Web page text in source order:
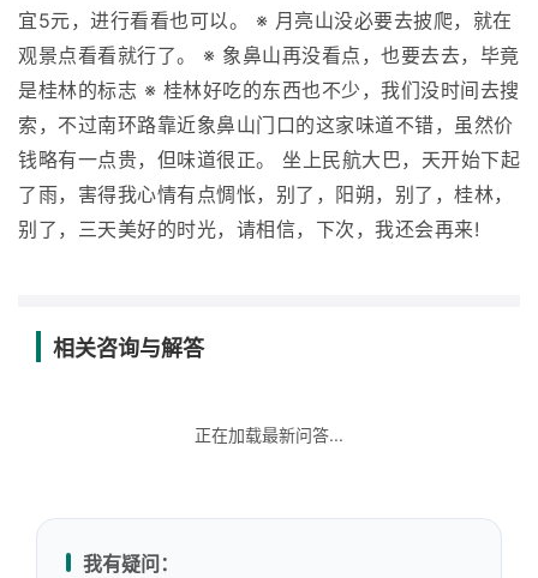
宜5元，进行看看也可以。 ※ 月亮山没必要去披爬，就在
观景点看看就行了。 ※ 象鼻山再没看点，也要去去，毕竟
是桂林的标志 ※ 桂林好吃的东西也不少，我们没时间去搜
索，不过南环路靠近象鼻山门口的这家味道不错，虽然价
钱略有一点贵，但味道很正。 坐上民航大巴，天开始下起
了雨，害得我心情有点惆怅，别了，阳朔，别了，桂林，
别了，三天美好的时光，请相信，下次，我还会再来!
相关咨询与解答
正在加载最新问答...
我有疑问：